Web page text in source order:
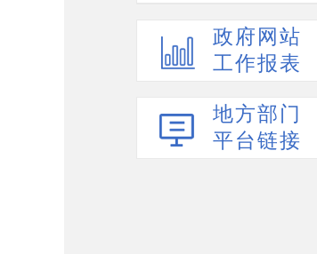
政府网站
工作报表
地方部门
平台链接